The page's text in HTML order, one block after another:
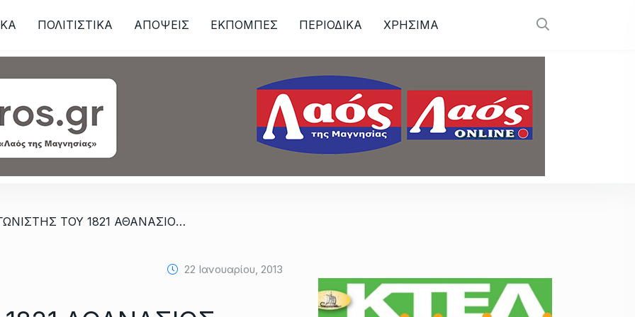
ΠΟΛΙΤΙΣΤΙΚΑ ΑΠΟΨΕΙΣ ΕΚΠΟΜΠΕΣ ΠΕΡΙΟΔΙΚΑ ΧΡΗΣΙΜΑ
/ Ο ΑΓΩΝΙΣΤΗΣ ΤΟΥ 1821 ΑΘΑΝΑΣΙΟΣ ΦΡΑΓΚΟΣ ΑΠΟ ΤΟΥΣ ΚΟΚΚΩΤΟΥΣ ΑΛΜΥΡΟΥ ΜΑΓΝΗΣΙΑΣ ΚΑΙ ΟΙ ΕΝΔΟΞΟΙ ΑΠΟΓΟΝΟΙ ΤΗΣ ΟΙΚΟΓΕΝΕΙΑΣ ΤΩΝ ΦΡΑΓΚΩΝ
22 Ιανουαρίου, 2013